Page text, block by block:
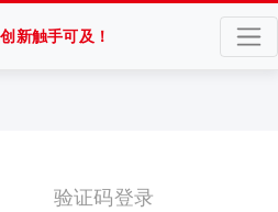
新触手可及！
验证码登录